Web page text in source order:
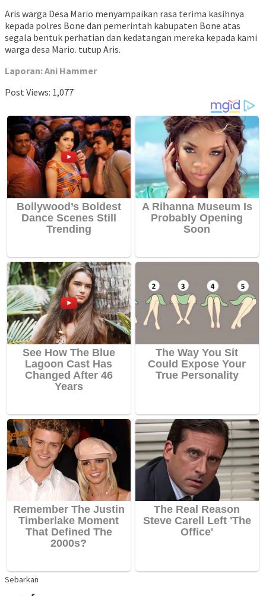
Aris warga Desa Mario menyampaikan rasa terima kasihnya
kepada polres Bone dan pemerintah kabupaten Bone atas
segala bentuk perhatian dan kedatangan mereka kepada kami
warga desa Mario. tutup Aris.
Laporan: Ani Hammer
Post Views: 1,077
Sebarkan